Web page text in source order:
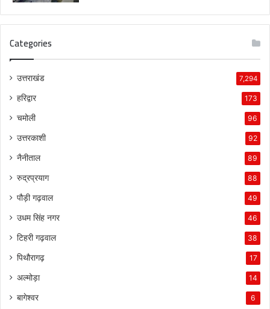
Categories
उत्तराखंड 7,294
हरिद्वार 173
चमोली 96
उत्तरकाशी 92
नैनीताल 89
रुद्रप्रयाग 88
पौड़ी गढ़वाल 49
उधम सिंह नगर 46
टिहरी गढ़वाल 38
पिथौरागढ़ 17
अल्मोड़ा 14
बागेश्वर 6